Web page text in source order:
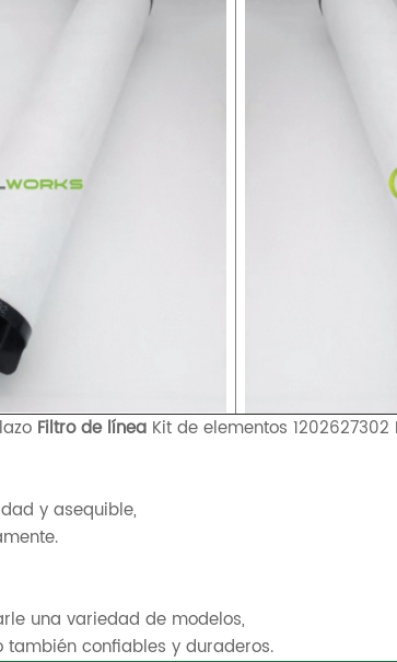
Filtro de línea Kit de elementos
y asequible,
una variedad de modelos,
también confiables y duraderos.